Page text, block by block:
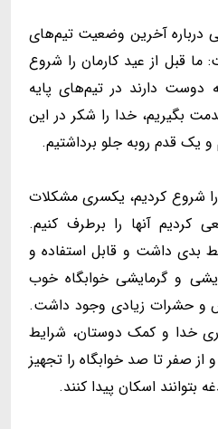
درباره آخرین وضعیت تیم‌های
ما قبل از عید کارمان را شروع
دوست دارند در تیم‌های پایه‌
بگیریم، خدا را شکر در این
و یک قدم روبه‌ جلو برداشتیم.
را شروع کردیم، یکسری مشکلات
آنها را برطرف کنیم.
بدی داشت و قابل استفاده و
و گرمایشی خوابگاه خوب
و حشرات زیادی وجود داشت.
خدا و کمک دوستان، شرایط
از صفر تا صد خوابگاه را تجهیز
بتوانند اسکان پیدا کنند.